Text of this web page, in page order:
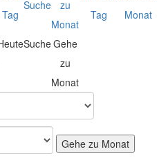
SucheGehe
zu
Monat
Gehe zu Monat